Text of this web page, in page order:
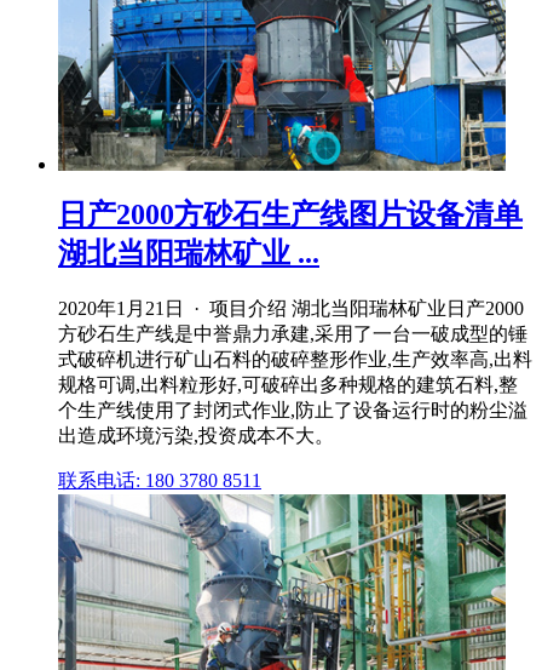
日产2000方砂石生产线图片设备清单
湖北当阳瑞林矿业 ...
2020年1月21日 · 项目介绍 湖北当阳瑞林矿业日产2000
方砂石生产线是中誉鼎力承建,采用了一台一破成型的锤
式破碎机进行矿山石料的破碎整形作业,生产效率高,出料
规格可调,出料粒形好,可破碎出多种规格的建筑石料,整
个生产线使用了封闭式作业,防止了设备运行时的粉尘溢
出造成环境污染,投资成本不大。
联系电话: 180 3780 8511